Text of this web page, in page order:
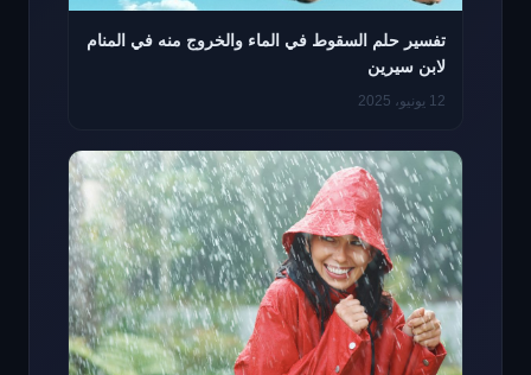
تفسير حلم السقوط في الماء والخروج منه في المنام
لابن سيرين
12 يونيو، 2025